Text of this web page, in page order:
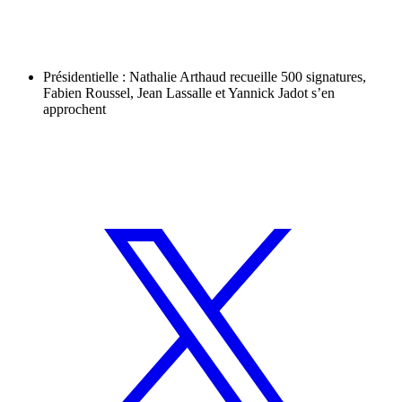
Présidentielle : Nathalie Arthaud recueille 500 signatures,
Fabien Roussel, Jean Lassalle et Yannick Jadot s’en
approchent